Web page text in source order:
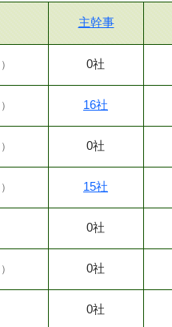
主幹事
） 0社
） 16社
） 0社
） 15社
0社
） 0社
0社